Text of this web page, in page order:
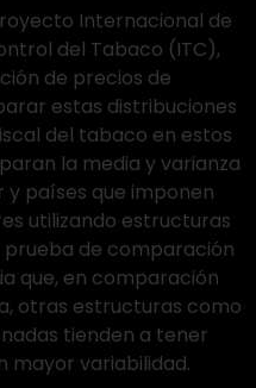
Internacional de
del Tabaco (ITC),
de precios de
estas distribuciones
del tabaco en estos
la media y varianza
y países que imponen
utilizando estructuras
de comparación
que, en comparación
otras estructuras como
tienden a tener
mayor variabilidad.